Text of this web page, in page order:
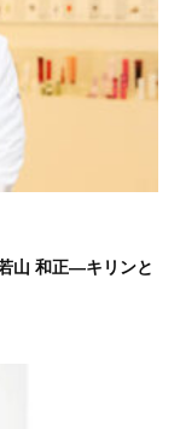
山 和正―キリンと